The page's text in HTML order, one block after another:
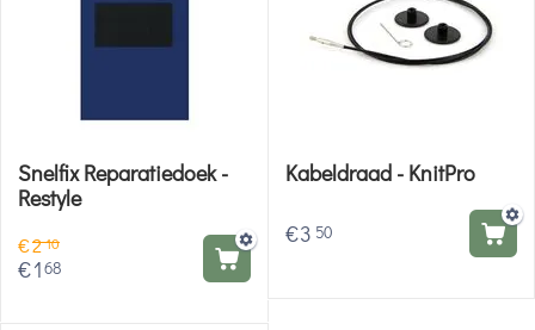
Snelfix Reparatiedoek -
Restyle
€210
€168
Kabeldraad - KnitPro
€3 50